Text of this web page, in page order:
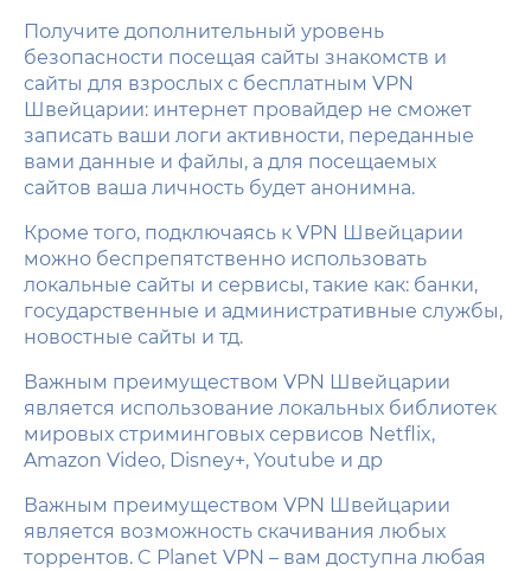
Получите дополнительный уровень
безопасности посещая сайты знакомств и
сайты для взрослых с бесплатным VPN
Швейцарии: интернет провайдер не сможет
записать ваши логи активности, переданные
вами данные и файлы, а для посещаемых
сайтов ваша личность будет анонимна.
Кроме того, подключаясь к VPN Швейцарии
можно беспрепятственно использовать
локальные сайты и сервисы, такие как: банки,
государственные и административные службы,
новостные сайты и тд.
Важным преимуществом VPN Швейцарии
является использование локальных библиотек
мировых стриминговых сервисов Netflix,
Amazon Video, Disney+, Youtube и др
Важным преимуществом VPN Швейцарии
является возможность скачивания любых
торрентов. C Planet VPN – вам доступна любая